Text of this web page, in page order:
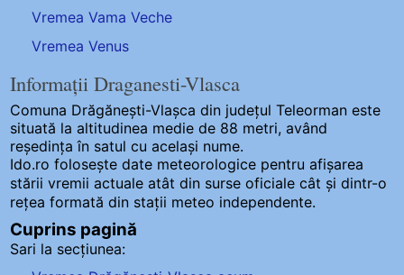
Vremea Vama Veche
Vremea Venus
Informații Draganesti-Vlasca
Comuna Drăgănești-Vlașca din județul Teleorman este
situată la altitudinea medie de 88 metri, având
reședința în satul cu același nume.
Ido.ro folosește date meteorologice pentru afișarea
stării vremii actuale atât din surse oficiale cât și dintr-o
rețea formată din stații meteo independente.
Cuprins pagină
Sari la secțiunea: